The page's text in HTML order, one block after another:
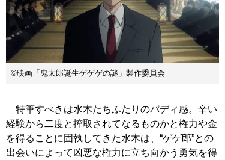
©映画「鬼太郎誕生ゲゲゲの謎」製作委員会
特筆すべきは水木たちふたりのバディ感。辛い
経験から二度と搾取されてなるものかと権力や金
を得ることに固執してきた水木は、“ゲゲ郎”との
出会いによって凶悪な権力に立ち向かう勇気を得